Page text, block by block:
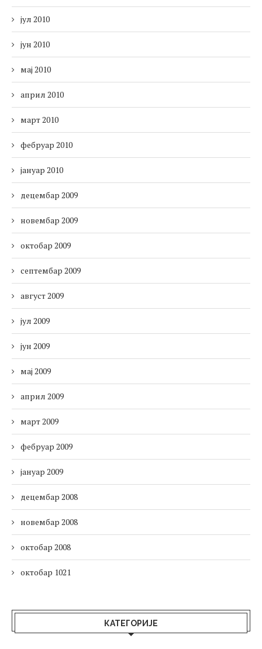
јул 2010
јун 2010
мај 2010
април 2010
март 2010
фебруар 2010
јануар 2010
децембар 2009
новембар 2009
октобар 2009
септембар 2009
август 2009
јул 2009
јун 2009
мај 2009
април 2009
март 2009
фебруар 2009
јануар 2009
децембар 2008
новембар 2008
октобар 2008
октобар 1021
КАТЕГОРИЈЕ